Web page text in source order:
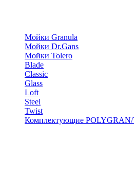
Мойки Granula
Мойки Dr.Gans
Мойки Tolero
Blade
Classic
Glass
Loft
Steel
Twist
Комплектующие